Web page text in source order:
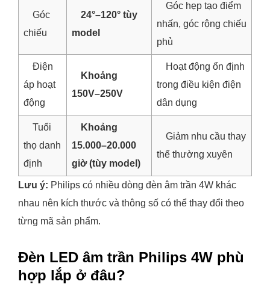
Góc
chiếu
24°–120° tùy
model
Góc hẹp tạo điểm
nhấn, góc rộng chiếu
phủ
Điện
áp hoạt
động
Khoảng
150V–250V
Hoạt động ổn định
trong điều kiện điện
dân dụng
Tuổi
thọ danh
định
Khoảng
15.000–20.000
giờ (tùy model)
Giảm nhu cầu thay
thế thường xuyên
Lưu ý: Philips có nhiều dòng đèn âm trần 4W khác
nhau nên kích thước và thông số có thể thay đổi theo
từng mã sản phẩm.
Đèn LED âm trần Philips 4W phù
hợp lắp ở đâu?